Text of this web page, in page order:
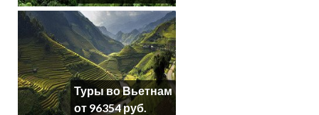
Туры во Вьетнам
от 96354 руб.